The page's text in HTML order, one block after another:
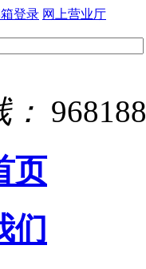
登录 网上营业厅
968188
页
们